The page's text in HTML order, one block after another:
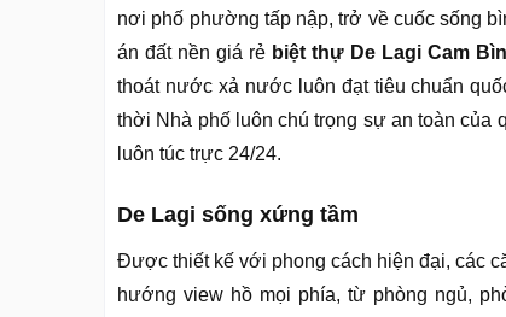
nơi phố phường tấp nập, trở về cuốc sống
án đất nền giá rẻ biệt thự De Lagi Cam
thoát nước xả nước luôn đạt tiêu chuẩn
thời Nhà phố luôn chú trọng sự an toàn
luôn túc trực 24/24.
De Lagi sống xứng tầm
Được thiết kế với phong cách hiện đại, các
hướng view hồ mọi phía, từ phòng ngủ,